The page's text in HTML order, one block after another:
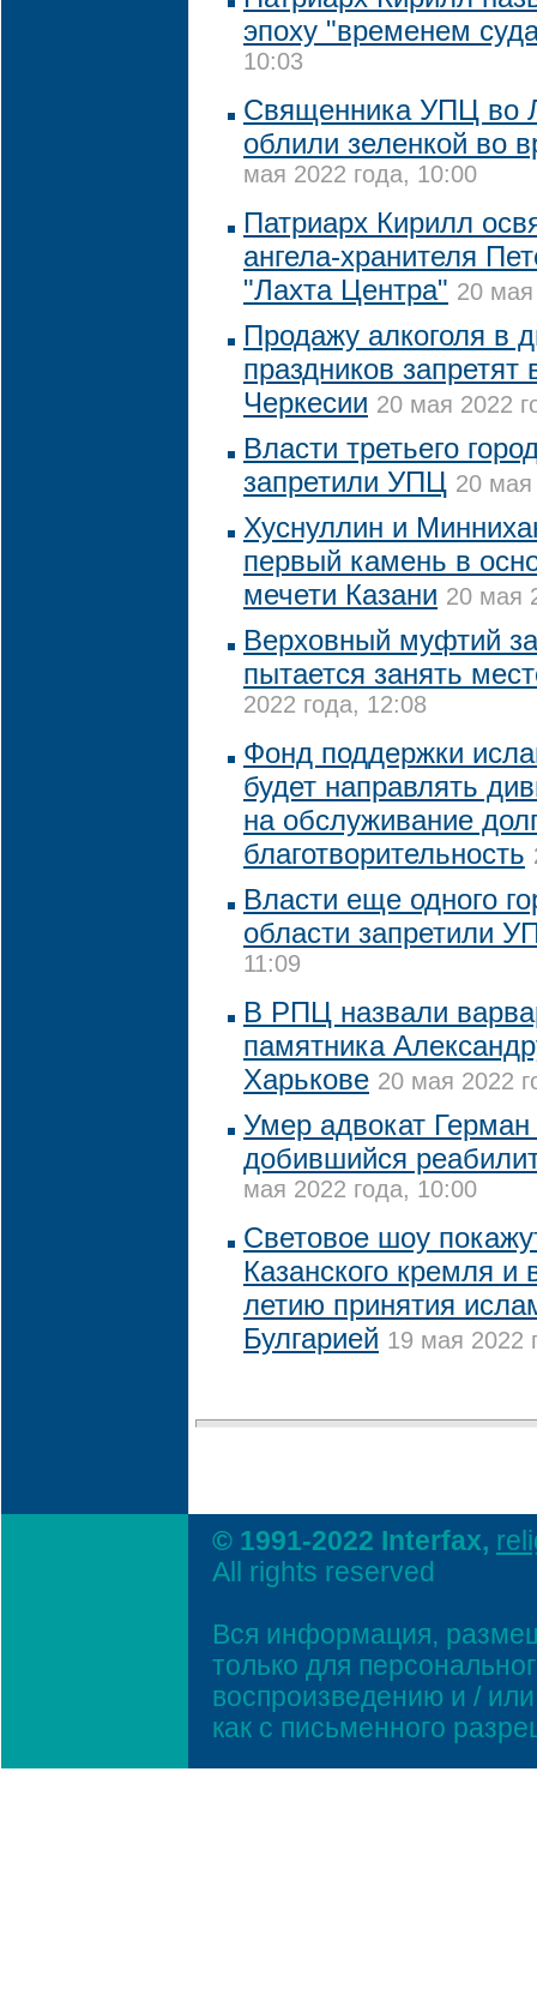
эпоху "временем
10:03
Священника УПЦ во
облили зеленкой во
мая 2022 года, 10:00
Патриарх Кирилл
ангела-хранителя
"Лахта Центра" 20 мая
Продажу алкоголя в
праздников запретят
Черкесии 20 мая 2022
Власти третьего
запретили УПЦ 20 мая
Хуснуллин и
первый камень в
мечети Казани 20 мая
Верховный муфтий
пытается занять
2022 года, 12:08
Фонд поддержки
будет направлять
на обслуживание
благотворительность
Власти еще одного
области запретили
11:09
В РПЦ назвали
памятника
Харькове 20 мая 2022
Умер адвокат
добившийся
мая 2022 года, 10:00
Световое шоу
Казанского кремля и
летию принятия
Булгарией 19 мая 2022
© 1991-2022 Interfax,
All rights reserved
Вся информация,
только для
воспроизведению и /
как с письменного